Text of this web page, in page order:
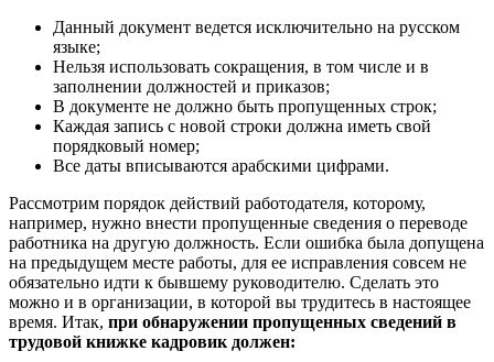
Данный документ ведется исключительно на русском
языке;
Нельзя использовать сокращения, в том числе и в
заполнении должностей и приказов;
В документе не должно быть пропущенных строк;
Каждая запись с новой строки должна иметь свой
порядковый номер;
Все даты вписываются арабскими цифрами.
Рассмотрим порядок действий работодателя, которому,
например, нужно внести пропущенные сведения о переводе
работника на другую должность. Если ошибка была допущена
на предыдущем месте работы, для ее исправления совсем не
обязательно идти к бывшему руководителю. Сделать это
можно и в организации, в которой вы трудитесь в настоящее
время. Итак, при обнаружении пропущенных сведений в
трудовой книжке кадровик должен: